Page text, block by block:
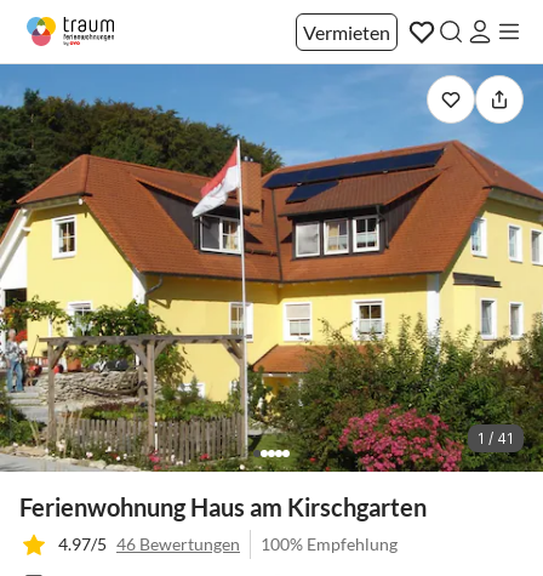
Vermieten
1 / 41
Ferienwohnung Haus am Kirschgarten
4.97/5 46 Bewertungen 100% Empfehlung